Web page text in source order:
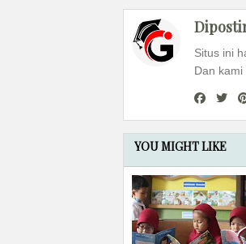
Situs ini
Dan
YOU MIGHT LIKE